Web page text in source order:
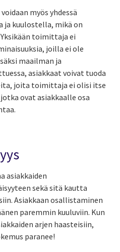
myös yhdessä
ja kuulostella, mikä on
toimittaja ei
joilla ei ole
maailman ja
asiakkaat voivat tuoda
joita toimittaja ei olisi itse
ovat asiakkaalle osa
asiakkaiden
sekä sitä kautta
Asiakkaan osallistaminen
paremmin kuuluviin. Kun
arjen haasteisiin,
paranee!